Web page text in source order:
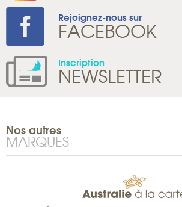
Rejoignez-nous sur
FACEBOOK
Inscription
NEWSLETTER
Nos autres
MARQUES